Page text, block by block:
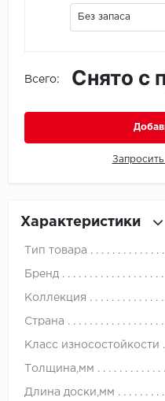
Без запаса
Всего: Снято с
Характеристики
Тип товара
Бренд
Коллекция
Страна
Класс износостойкости
Толщина,мм
Длина доски,мм